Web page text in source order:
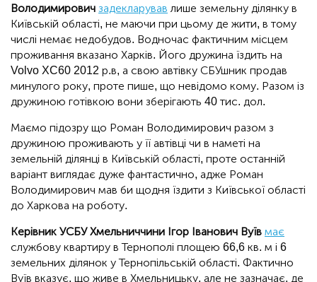
Володимирович задекларував лише земельну ділянку в
Київській області, не маючи при цьому де жити, в тому
числі немає недобудов. Водночас фактичним місцем
проживання вказано Харків. Його дружина їздить на
Volvo XC60 2012 р.в, а свою автівку СБУшник продав
минулого року, проте пише, що невідомо кому. Разом із
дружиною готівкою вони зберігають 40 тис. дол.
Маємо підозру що Роман Володимирович разом з
дружиною проживають у її автівці чи в наметі на
земельній ділянці в Київській області, проте останній
варіант виглядає дуже фантастично, адже Роман
Володимирович мав би щодня їздити з Київської області
до Харкова на роботу.
Керівник УСБУ Хмельниччини Ігор Іванович Вуїв має
службову квартиру в Тернополі площею 66,6 кв. м і 6
земельних ділянок у Тернопільській області. Фактично
Вуїв вказує, що живе в Хмельницьку, але не зазначає, де